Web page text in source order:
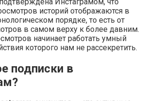
историй отображаются в
порядке, то есть от
в самом верху к более давним.
начинает работать умный
которого нам не рассекретить.
подписки в